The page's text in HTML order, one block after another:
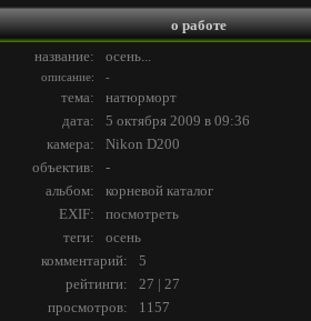
о работе
название:
осень...
описание: -
тема:
натюрморт
дата:
5 октября 2009 в 09:36
камера:
Nikon D200
объектив:
-
альбом:
корневой каталог
EXIF:
посмотреть
теги:
осень
комментарий:
5
рейтинги:
27 | 27
просмотров:
1157